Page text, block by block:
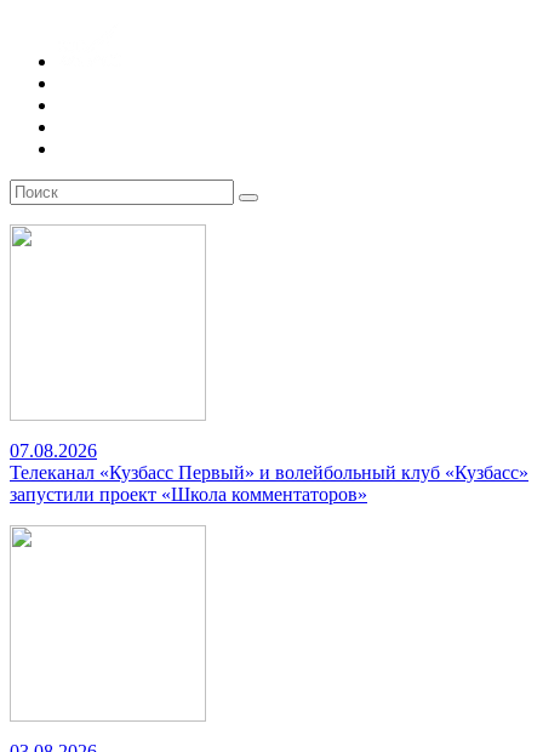
07.08.2026
Телеканал «Кузбасс Первый» и волейбольный клуб «Кузбасс»
запустили проект «Школа комментаторов»